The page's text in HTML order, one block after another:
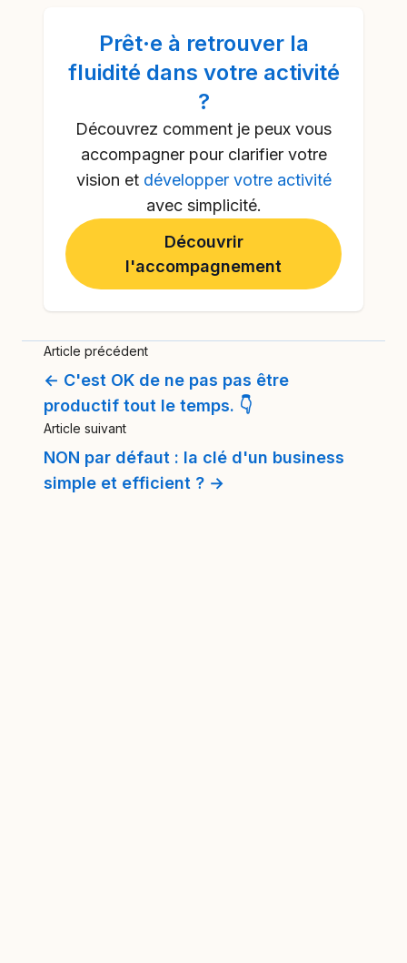
Prêt·e à retrouver la
fluidité dans votre activité
?
Découvrez comment je peux vous
accompagner pour clarifier votre
vision et développer votre activité
avec simplicité.
Découvrir
l'accompagnement
Article précédent
← C'est OK de ne pas pas être
productif tout le temps. 👇
Article suivant
NON par défaut : la clé d'un business
simple et efficient ? →